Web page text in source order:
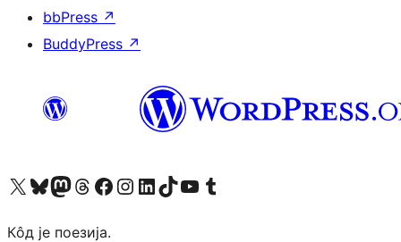
bbPress ↗
BuddyPress ↗
Visit our X (formerly Twitter) account
Посетите наш Bluesky налог
Visit our Mastodon account
Посетите наш налог на Threads-у Visit our Facebook page
Посетите наш Инстаграм налог
Visit our LinkedIn account
Посетите наш TikTok налог
Visit our YouTube channel
Посетите наш Tumblr налог
Кôд је поезија.